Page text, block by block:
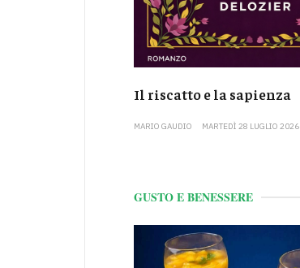
Il riscatto e la sapienza
MARIO GAUDIO MARTEDÌ 28 LUGLIO 2026
GUSTO E BENESSERE